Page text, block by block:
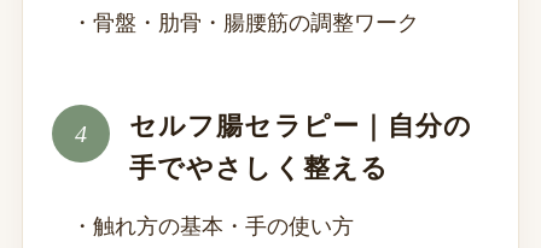
・骨盤・肋骨・腸腰筋の調整ワーク
セルフ腸セラピー｜自分の
手でやさしく整える
・触れ方の基本・手の使い方